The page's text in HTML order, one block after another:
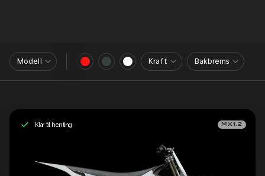
Modell Kraft Bakbrems
Klar til henting MX1.2